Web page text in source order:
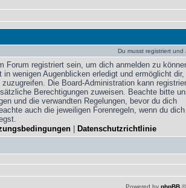
Du musst registriert
Forum registriert sein, um dich anmelden zu
in wenigen Augenblicken erledigt und ermöglicht
Die Board-Administration kann
Berechtigungen zuweisen. Beachte bitte
und die verwandten Regelungen, bevor du dich
auch die jeweiligen Forenregeln, wenn du
Datenschutzrichtlinie
Powered by phpBB